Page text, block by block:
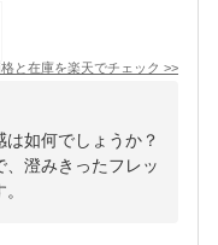
と在庫を楽天でチェック >>
如何でしょうか？
澄みきったフレッ